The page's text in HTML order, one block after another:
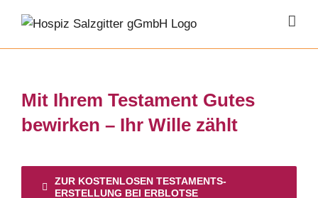
Inhalt
springen
Mit Ihrem Testament Gutes
bewirken – Ihr Wille zählt
ZUR KOSTENLOSEN TESTAMENTS-
ERSTELLUNG BEI ERBLOTSE